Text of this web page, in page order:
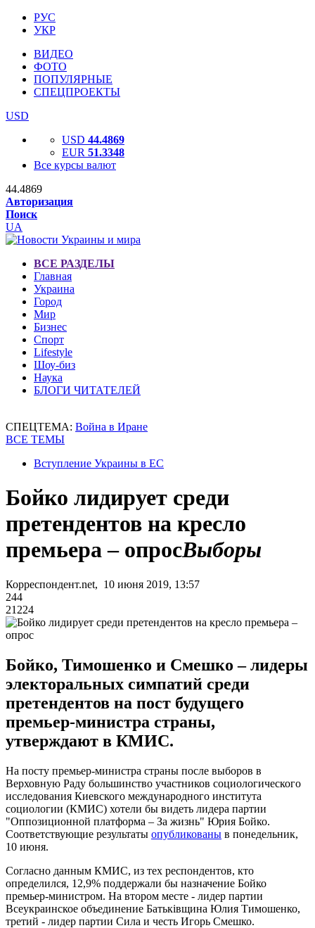
РУС
УКР
ВИДЕО
ФОТО
ПОПУЛЯРНЫЕ
СПЕЦПРОЕКТЫ
USD
USD 44.4869
EUR 51.3348
Все курсы валют
44.4869
Авторизация
Поиск
UA
ВСЕ РАЗДЕЛЫ
Главная
Украина
Город
Мир
Бизнес
Спорт
Lifestyle
Шоу-биз
Наука
БЛОГИ ЧИТАТЕЛЕЙ
СПЕЦТЕМА: Война в Иране
ВСЕ ТЕМЫ
Вступление Украины в ЕС
Бойко лидирует среди
претендентов на кресло
премьера – опросВыборы
Корреспондент.net, 10 июня 2019, 13:57
244
21224
Бойко, Тимошенко и Смешко – лидеры
электоральных симпатий среди
претендентов на пост будущего
премьер-министра страны,
утверждают в КМИС.
На посту премьер-министра страны после выборов в
Верховную Раду большинство участников социологического
исследования Киевского международного института
социологии (КМИС) хотели бы видеть лидера партии
"Оппозиционной платформа – За жизнь" Юрия Бойко.
Соответствующие результаты опубликованы в понедельник,
10 июня.
Согласно данным КМИС, из тех респондентов, кто
определился, 12,9% поддержали бы назначение Бойко
премьер-министром. На втором месте - лидер партии
Всеукраинское объединение Батьківщина Юлия Тимошенко,
третий - лидер партии Сила и честь Игорь Смешко.